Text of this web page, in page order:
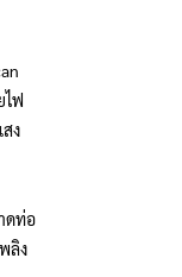
ไฟ
ง
ดท่อ
ลิง